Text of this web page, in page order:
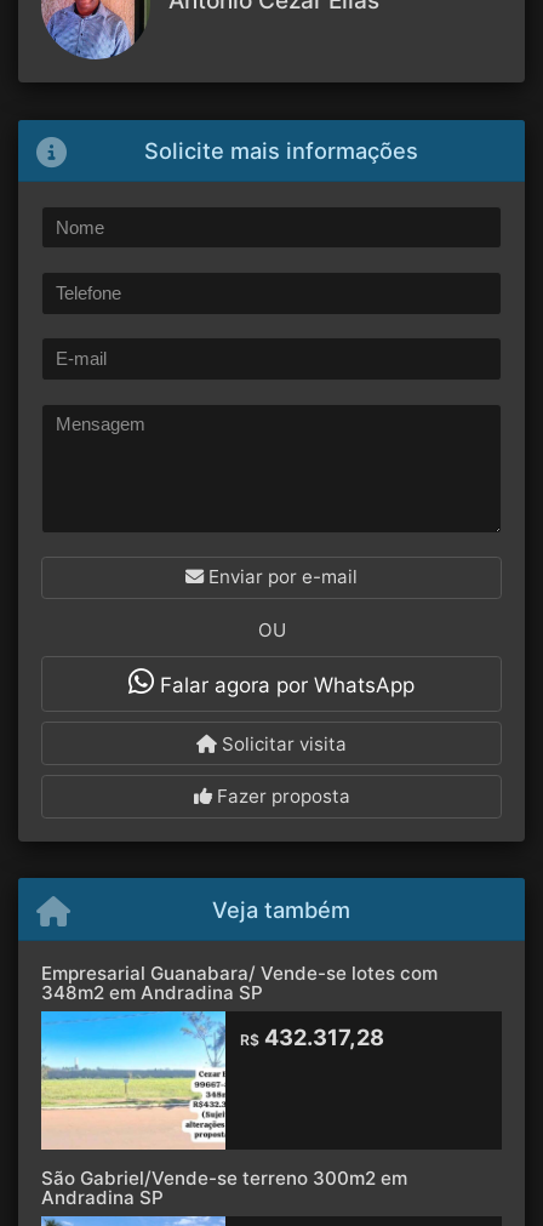
Solicite mais informações
Enviar por e-mail
OU
Falar agora por WhatsApp
Solicitar visita
Fazer proposta
Veja também
Empresarial Guanabara/ Vende-se lotes com
348m2 em Andradina SP
R$ 432.317,28
São Gabriel/Vende-se terreno 300m2 em
Andradina SP